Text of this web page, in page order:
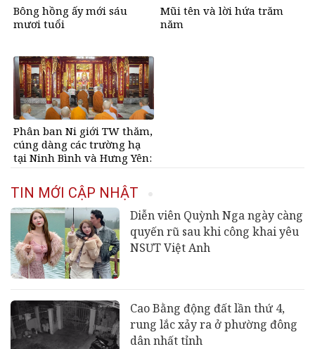
Bông hồng ấy mới sáu
mươi tuổi
Mũi tên và lời hứa trăm
năm
Phân ban Ni giới TW thăm,
cúng dàng các trường hạ
tại Ninh Bình và Hưng Yên:
Tam bảo
TIN MỚI CẬP NHẬT
Diễn viên Quỳnh Nga ngày càng
quyến rũ sau khi công khai yêu
NSƯT Việt Anh
Cao Bằng động đất lần thứ 4,
rung lắc xảy ra ở phường đông
dân nhất tỉnh